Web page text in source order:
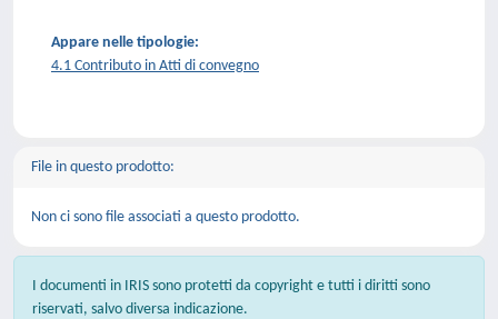
Appare nelle tipologie:
4.1 Contributo in Atti di convegno
File in questo prodotto:
Non ci sono file associati a questo prodotto.
I documenti in IRIS sono protetti da copyright e tutti i diritti sono
riservati, salvo diversa indicazione.